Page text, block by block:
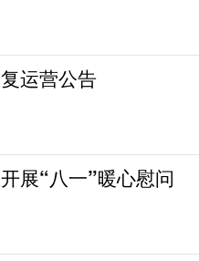
运营公告
展“八一”暖心慰问